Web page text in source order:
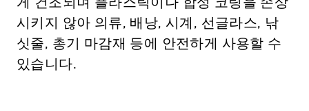
게 건조되며 플라스틱이나 합성 코팅을 손상
시키지 않아 의류, 배낭, 시계, 선글라스, 낚
싯줄, 총기 마감재 등에 안전하게 사용할 수
있습니다.